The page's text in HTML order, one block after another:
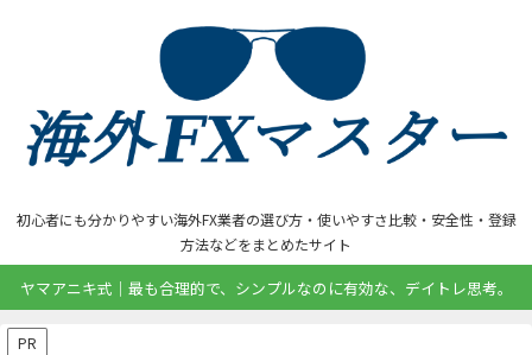
初心者にも分かりやすい海外FX業者の選び方・使いやすさ比較・安全性・登録
方法などをまとめたサイト
ヤマアニキ式｜最も合理的で、シンプルなのに有効な、デイトレ思考。
PR